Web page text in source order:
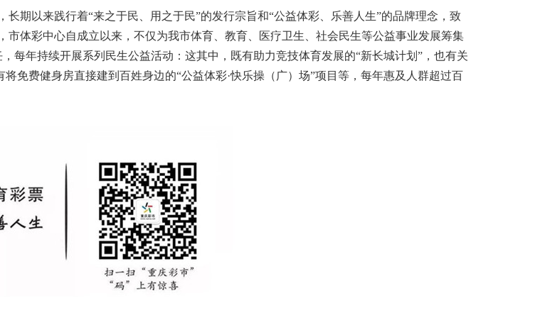
期以来践行着“来之于民、用之于民”的发行宗旨和“公益体彩、乐善人生”的品牌理念，致
体彩中心自成立以来，不仅为我市体育、教育、医疗卫生、社会民生等公益事业发展筹集
每年持续开展系列民生公益活动：这其中，既有助力竞技体育发展的“新长城计划”，也有关
免费健身房直接建到百姓身边的“公益体彩·快乐操（广）场”项目等，每年惠及人群超过百